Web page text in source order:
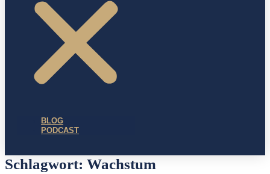
BLOG
PODCAST
Schlagwort: Wachstum